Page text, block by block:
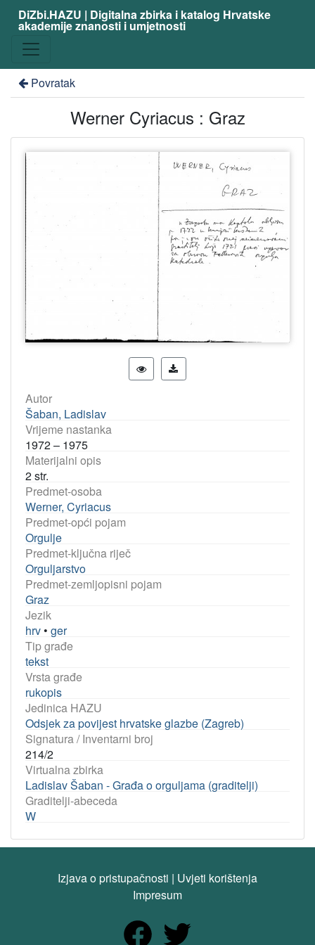
DiZbi.HAZU | Digitalna zbirka i katalog Hrvatske
akademije znanosti i umjetnosti
Povratak
Werner Cyriacus : Graz
Autor
Šaban, Ladislav
Vrijeme nastanka
1972 – 1975
Materijalni opis
2 str.
Predmet-osoba
Werner, Cyriacus
Predmet-opći pojam
Orgulje
Predmet-ključna riječ
Orguljarstvo
Predmet-zemljopisni pojam
Graz
Jezik
hrv • ger
Tip građe
tekst
Vrsta građe
rukopis
Jedinica HAZU
Odsjek za povijest hrvatske glazbe (Zagreb)
Signatura / Inventarni broj
214/2
Virtualna zbirka
Ladislav Šaban - Građa o orguljama (graditelji)
Graditelji-abeceda
W
Izjava o pristupačnosti | Uvjeti korištenja
Impresum